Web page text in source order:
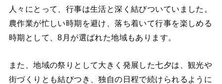
人々にとって、行事は生活と深く結びついていました。
農作業が忙しい時期を避け、落ち着いて行事を楽しめる
時期として、8月が選ばれた地域もあります。
また、地域の祭りとして大きく発展した七夕は、観光や
街づくりとも結びつき、独自の日程で続けられるように